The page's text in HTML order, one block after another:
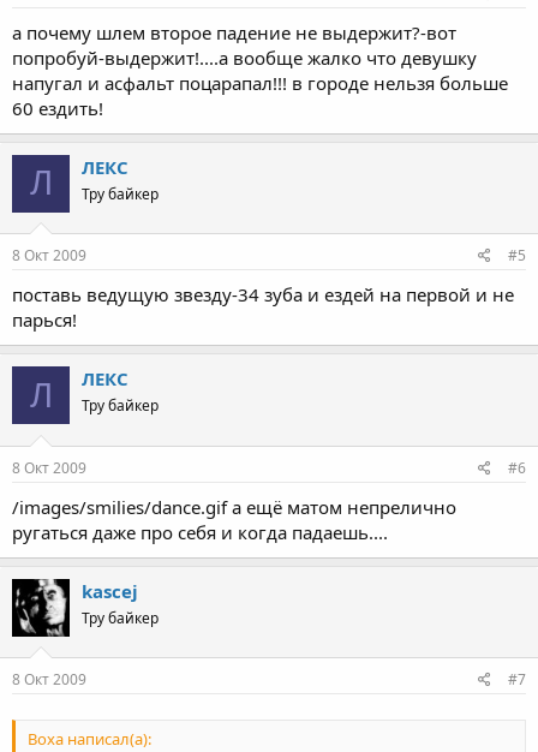
а почему шлем второе падение не выдержит?-вот
попробуй-выдержит!....а вообще жалко что девушку
напугал и асфальт поцарапал!!! в городе нельзя больше
60 ездить!
Л ЛЕКС
Тру байкер
8 Окт 2009 #5
поставь ведущую звезду-34 зуба и ездей на первой и не
парься!
Л ЛЕКС
Тру байкер
8 Окт 2009 #6
/images/smilies/dance.gif а ещё матом непрелично
ругаться даже про себя и когда падаешь....
kascej
Тру байкер
8 Окт 2009 #7
Boxa написал(а):